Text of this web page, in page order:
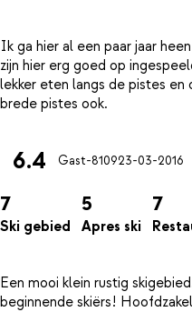
Ik ga hier al een paar jaar
zijn hier erg goed op
lekker eten langs de pistes en
6.4 Gast-810923-03-2016
7
Ski gebied
5
Apres ski
7
Een mooi klein rustig
beginnende skiërs!